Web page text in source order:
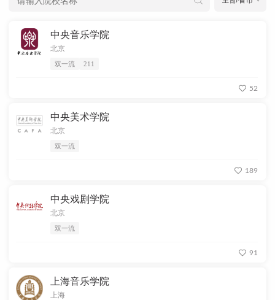
中央音乐学院
北京
双一流 211
52
中央美术学院
北京
双一流
189
中央戏剧学院
北京
双一流
91
上海音乐学院
上海